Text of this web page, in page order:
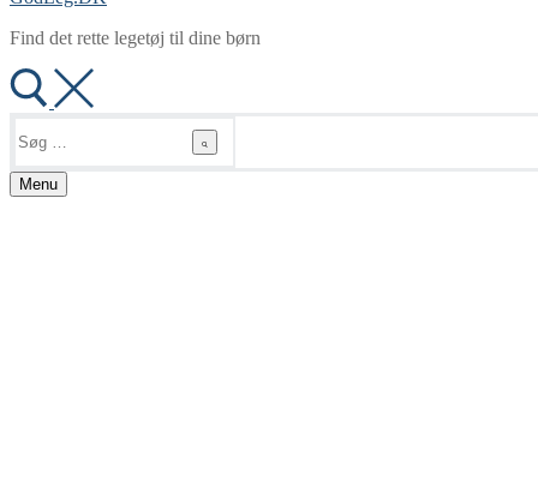
Find det rette legetøj til dine børn
efter:
Menu